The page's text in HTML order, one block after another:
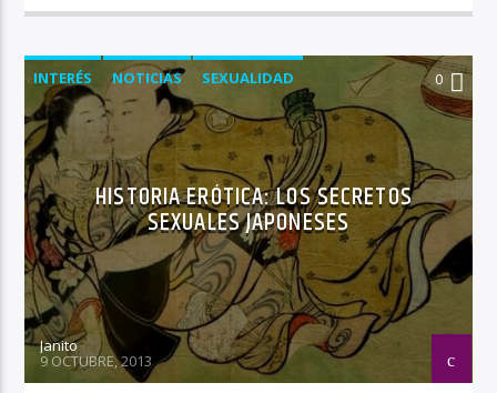
INTERÉS NOTICIAS SEXUALIDAD 0
HISTORIA ERÓTICA: LOS SECRETOS
SEXUALES JAPONESES
Janito
9 OCTUBRE, 2013